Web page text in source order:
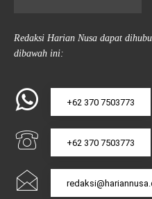
Redaksi Harian Nusa dapat
dibawah ini:
+62 370 7503773
+62 370 7503773